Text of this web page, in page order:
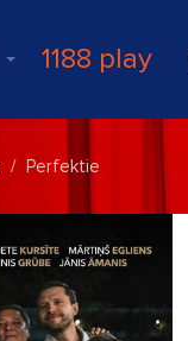
1188 play
Perfektie